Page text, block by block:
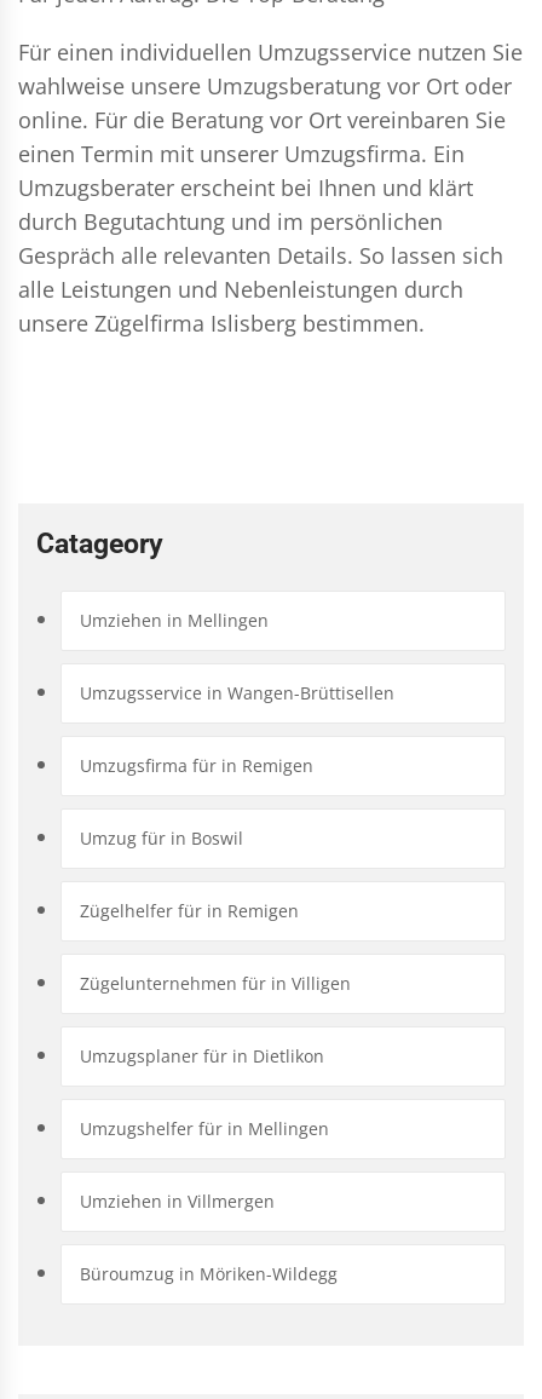
Für einen individuellen Umzugsservice nutzen Sie
wahlweise unsere Umzugsberatung vor Ort oder
online. Für die Beratung vor Ort vereinbaren Sie
einen Termin mit unserer Umzugsfirma. Ein
Umzugsberater erscheint bei Ihnen und klärt
durch Begutachtung und im persönlichen
Gespräch alle relevanten Details. So lassen sich
alle Leistungen und Nebenleistungen durch
unsere Zügelfirma Islisberg bestimmen.
Catageory
Umziehen in Mellingen
Umzugsservice in Wangen-Brüttisellen
Umzugsfirma für in Remigen
Umzug für in Boswil
Zügelhelfer für in Remigen
Zügelunternehmen für in Villigen
Umzugsplaner für in Dietlikon
Umzugshelfer für in Mellingen
Umziehen in Villmergen
Büroumzug in Möriken-Wildegg